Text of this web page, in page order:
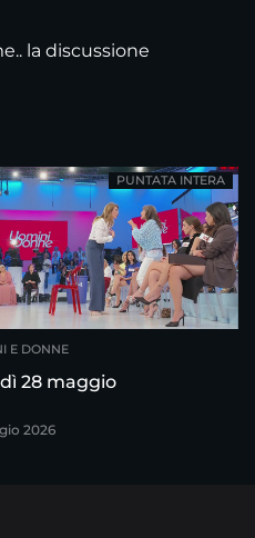
la discussione
E DONNE
28 maggio
2026
PUNTATA INTERA